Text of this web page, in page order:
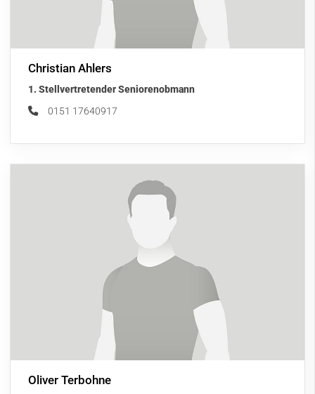
Christian Ahlers
1. Stellvertretender Seniorenobmann
0151 17640917
Oliver Terbohne